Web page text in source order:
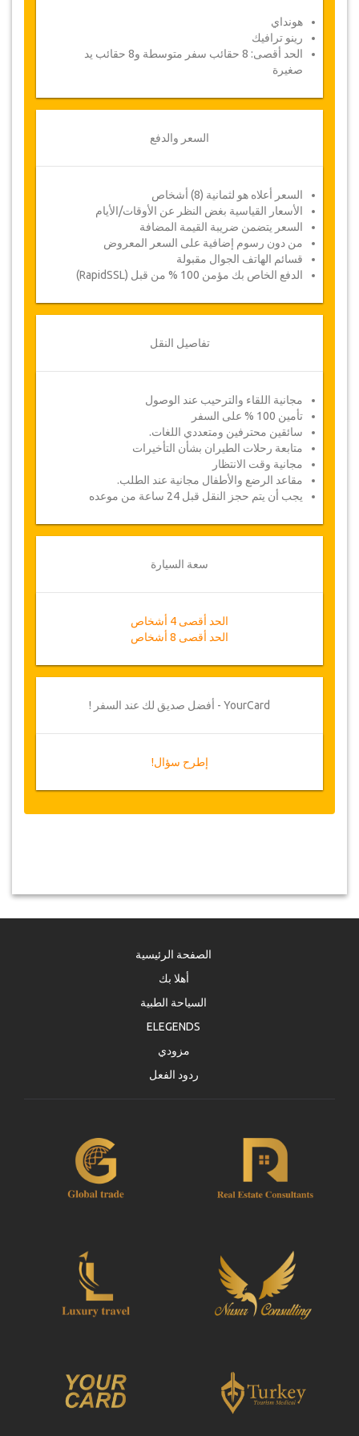
هونداي
رينو ترافيك
الحد أقصى: 8 حقائب سفر متوسطة و8 حقائب يد
صغيرة
السعر والدفع
السعر أعلاه هو لثمانية (8) أشخاص
الأسعار القياسية بغض النظر عن الأوقات/الأيام
السعر يتضمن ضريبة القيمة المضافة
من دون رسوم إضافية على السعر المعروض
قسائم الهاتف الجوال مقبولة
الدفع الخاص بك مؤمن 100 % من قبل (RapidSSL)
تفاصيل النقل
مجانية اللقاء والترحيب عند الوصول
تأمين 100 % على السفر
سائقين محترفين ومتعددي اللغات.
متابعة رحلات الطيران بشأن التأخيرات
مجانية وقت الانتظار
مقاعد الرضع والأطفال مجانية عند الطلب.
يجب أن يتم حجز النقل قبل 24 ساعة من موعده
سعة السيارة
الحد أقصى 4 أشخاص
الحد أقصى 8 أشخاص
YourCard - أفضل صديق لك عند السفر !
إطرح سؤال!
الصفحة الرئيسية
أهلا بك
السياحة الطبية
ELEGENDS
مزودي
ردود الفعل